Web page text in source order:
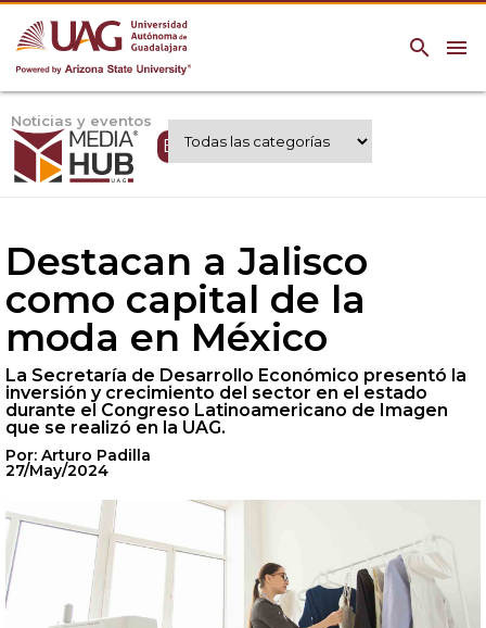
menu
search
Noticias y eventos
Expertos UAG
Destacan a Jalisco
como capital de la
moda en México
La Secretaría de Desarrollo Económico presentó la
inversión y crecimiento del sector en el estado
durante el Congreso Latinoamericano de Imagen
que se realizó en la UAG.
Por: Arturo Padilla
27/May/2024